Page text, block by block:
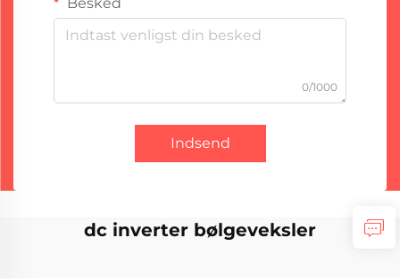
0/1000
Indsend
dc inverter bølgeveksler